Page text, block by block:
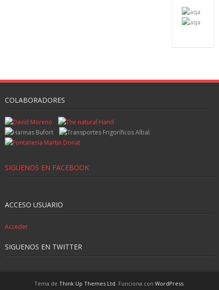
COLABORADORES
SIGUENOS EN FACEBOOK
ACCESO USUARIO
Acceder
SIGUENOS EN TWITTER
Tema de Think Up Themes Ltd. Funciona con WordPress.